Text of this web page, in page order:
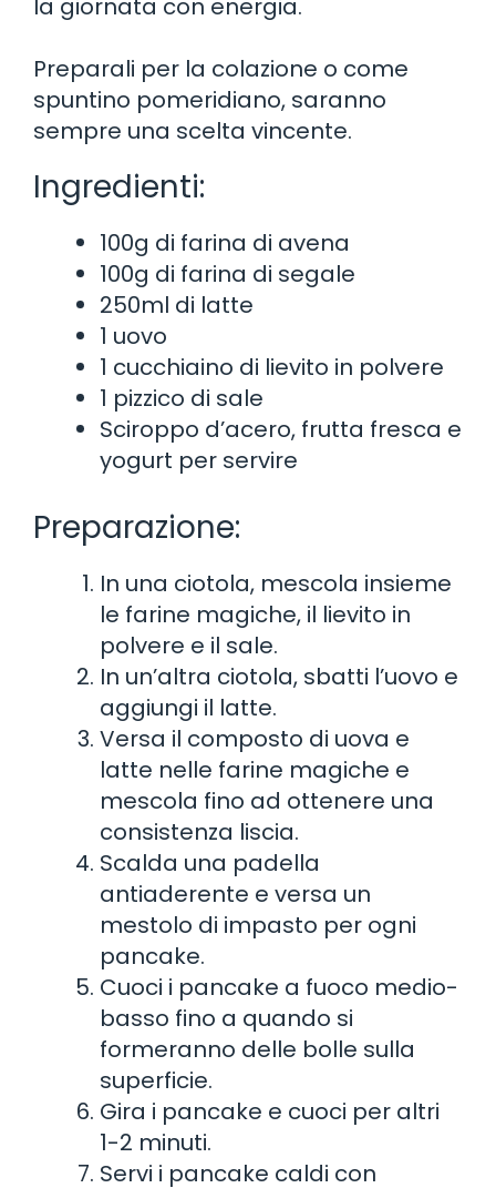
la giornata con energia.
Preparali per la colazione o come
spuntino pomeridiano, saranno
sempre una scelta vincente.
Ingredienti:
100g di farina di avena
100g di farina di segale
250ml di latte
1 uovo
1 cucchiaino di lievito in polvere
1 pizzico di sale
Sciroppo d’acero, frutta fresca e
yogurt per servire
Preparazione:
In una ciotola, mescola insieme
le farine magiche, il lievito in
polvere e il sale.
In un’altra ciotola, sbatti l’uovo e
aggiungi il latte.
Versa il composto di uova e
latte nelle farine magiche e
mescola fino ad ottenere una
consistenza liscia.
Scalda una padella
antiaderente e versa un
mestolo di impasto per ogni
pancake.
Cuoci i pancake a fuoco medio-
basso fino a quando si
formeranno delle bolle sulla
superficie.
Gira i pancake e cuoci per altri
1-2 minuti.
Servi i pancake caldi con